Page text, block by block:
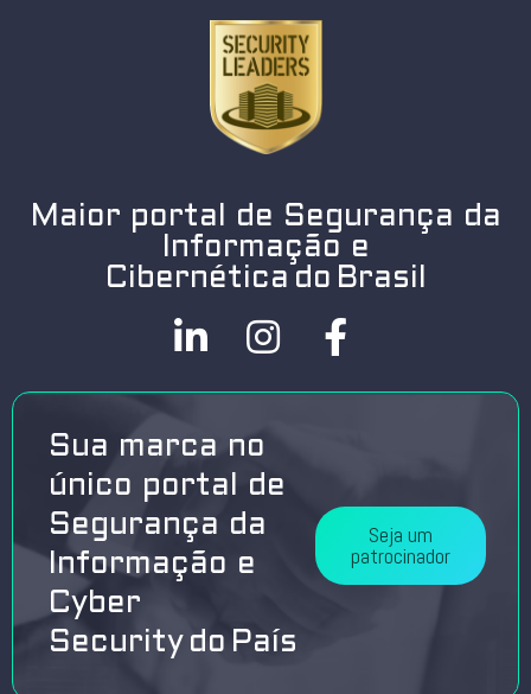
Maior portal de Segurança da
Informação e
Cibernética do Brasil
Sua marca no
único portal de
Segurança da
Informação e
Cyber
Security do País
Seja um
patrocinador